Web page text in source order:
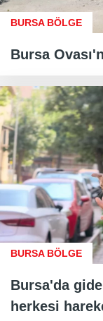
BURSA BÖLGE
Bursa
BURSA BÖLGE
Bursa'da
herkesi